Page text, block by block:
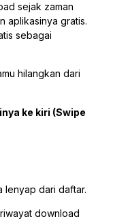
sejak zaman
aplikasinya gratis.
sebagai
hilangkan dari
ke kiri (Swipe
lenyap dari daftar.
download